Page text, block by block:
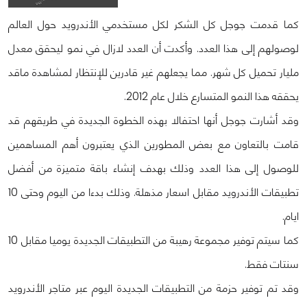
كما قدمت جوجل كل الشكر لكل مستخدمي الأندرويد حول العالم
لوصولهم إلى هذا العدد. وأكدت أن العدد لازال في نمو ليحقق معدل
مليار تحميل كل شهر. مما يجعلهم غير قادرين للإنتظار لمشاهدة ماقد
يحققه هذا النمو المتسارع خلال عام 2012.
وقد أشارت جوجل أنها احتفالا بهذه الخطوة الجديدة في طريقهم قد
قامت بالتعاون مع بعض المطورين الذي يعتبرون أهم المساهمين
للوصول إلى هذا العدد وذلك بهدف إنشاء باقة متميزة من أفضل
تطبيقات الأندرويد مقابل اسعار مذهلة. وذلك بدءا من اليوم وحتى 10
ايام.
كما سيتم توفير مجموعة رهيبة من التطبيقات الجديدة يوميا مقابل 10
سنتات فقط.
وقد تم توفير حزمة من التطبيقات الجديدة اليوم عبر متاجر الأندرويد